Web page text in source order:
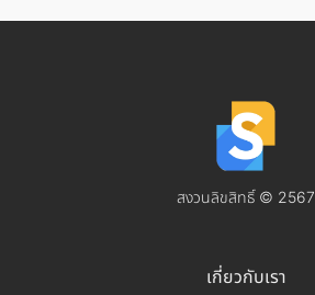
สงวนลิขสิทธิ์ © 2567
เกี่ยวกับเรา